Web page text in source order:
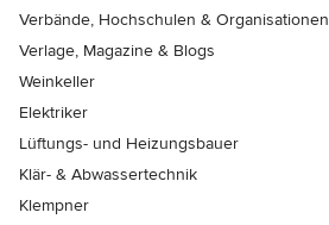
Verbände, Hochschulen & Organisationen
Verlage, Magazine & Blogs
Weinkeller
Elektriker
Lüftungs- und Heizungsbauer
Klär- & Abwassertechnik
Klempner